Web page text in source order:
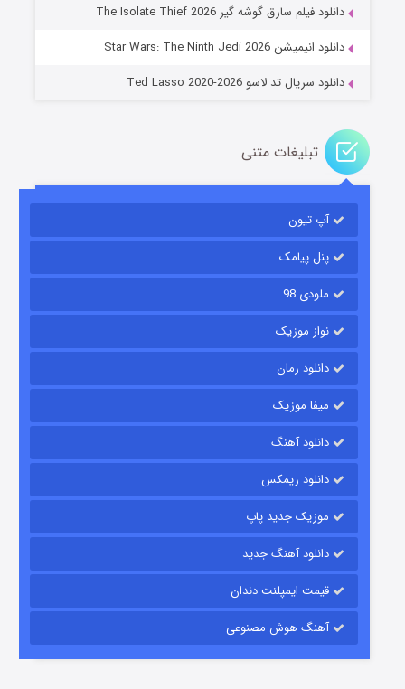
قسمت۶ (زیرنویس) منتشر شد
قسمت
دانلود فیلم سارق گوشه گیر The Isolate Thief 2026
دانلود انیمیشن Star Wars: The Ninth Jedi 2026
دانلود سریال تد لاسو Ted Lasso 2020-2026
تبلیغات متنی
آپ تیون
پنل پیامک
ملودی 98
نواز موزیک
دانلود رمان
میفا موزیک
دانلود آهنگ
دانلود ریمکس
موزیک جدید پاپ
دانلود آهنگ جدید
قیمت ایمپلنت دندان
آهنگ هوش مصنوعی